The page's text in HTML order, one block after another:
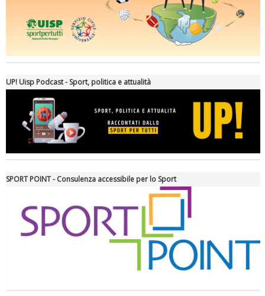
Ddl Lobby, Uisp: “Il Parlamento valorizzi le nostre specificità"
La formazione Uisp rallenta ma prosegue anche in estate
UP! Uisp Podcast - Sport, politica e attualità
SPORT POINT - Consulenza accessibile per lo Sport